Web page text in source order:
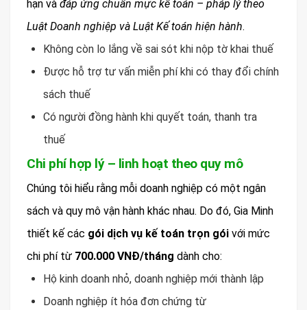
hạn và đáp ứng chuẩn mực kế toán – pháp lý theo
Luật Doanh nghiệp và Luật Kế toán hiện hành.
Không còn lo lắng về sai sót khi nộp tờ khai thuế
Được hỗ trợ tư vấn miễn phí khi có thay đổi chính
sách thuế
Có người đồng hành khi quyết toán, thanh tra
thuế
Chi phí hợp lý – linh hoạt theo quy mô
Chúng tôi hiểu rằng mỗi doanh nghiệp có một ngân
sách và quy mô vận hành khác nhau. Do đó, Gia Minh
thiết kế các gói dịch vụ kế toán trọn gói với mức
chi phí từ 700.000 VNĐ/tháng dành cho:
Hộ kinh doanh nhỏ, doanh nghiệp mới thành lập
Doanh nghiệp ít hóa đơn chứng từ